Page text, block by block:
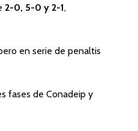
2-0, 5-0 y 2-1,
en serie de penaltis
fases de Conadeip y